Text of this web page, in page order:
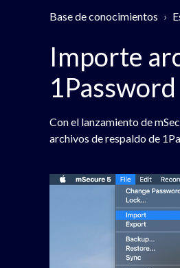
Base de conocimientos
Importe
Con el lanzamiento de
archivos de respaldo de